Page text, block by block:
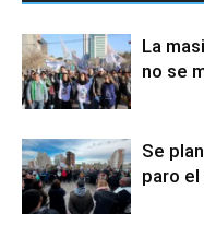
La
no se
Se
paro el